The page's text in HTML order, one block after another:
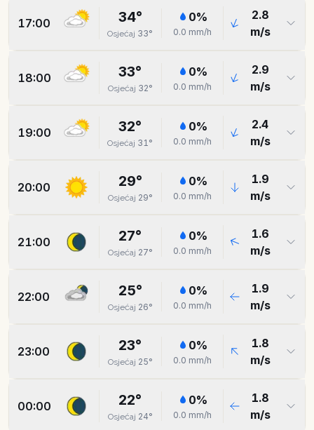
17:00 34°
Osjećaj 33°
0%
0.0 mm/h
2.8
m/s
18:00 33°
Osjećaj 32°
0%
0.0 mm/h
2.9
m/s
19:00 32°
Osjećaj 31°
0%
0.0 mm/h
2.4
m/s
20:00 29°
Osjećaj 29°
0%
0.0 mm/h
1.9
m/s
21:00 27°
Osjećaj 27°
0%
0.0 mm/h
1.6
m/s
22:00 25°
Osjećaj 26°
0%
0.0 mm/h
1.9
m/s
23:00 23°
Osjećaj 25°
0%
0.0 mm/h
1.8
m/s
00:00 22°
Osjećaj 24°
0%
0.0 mm/h
1.8
m/s